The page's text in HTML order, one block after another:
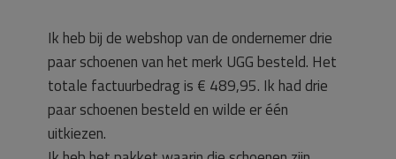
Ik heb bij de webshop van de ondernemer drie
paar schoenen van het merk UGG besteld. Het
totale factuurbedrag is € 489,95. Ik had drie
paar schoenen besteld en wilde er één
uitkiezen.